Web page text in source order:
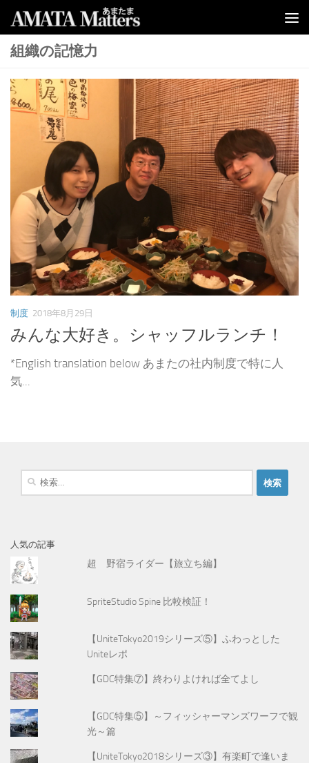
コンテンツへスキップ
組織の記憶力
制度 2018年8月29日
みんな大好き。シャッフルランチ！
*English translation below あまたの社内制度で特に人
気...
検
人気の記事
超 野宿ライダー【旅立ち編】
SpriteStudio Spine 比較検証！
【UniteTokyo2019シリーズ⑤】ふわっとした
Uniteレポ
【GDC特集⑦】終わりよければ全てよし
【GDC特集⑤】～フィッシャーマンズワーフで観
光～篇
【UniteTokyo2018シリーズ③】有楽町で逢いま